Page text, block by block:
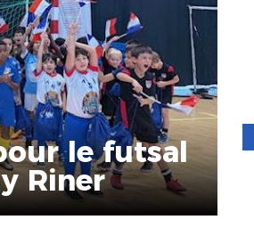
le futsal
Riner